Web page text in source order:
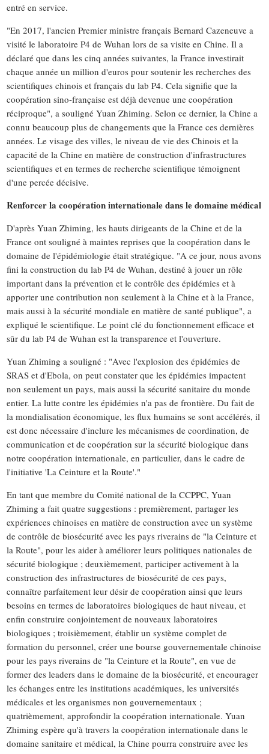
entré en service.
"En 2017, l'ancien Premier ministre français Bernard Cazeneuve a
visité le laboratoire P4 de Wuhan lors de sa visite en Chine. Il a
déclaré que dans les cinq années suivantes, la France investirait
chaque année un million d'euros pour soutenir les recherches des
scientifiques chinois et français du lab P4. Cela signifie que la
coopération sino-française est déjà devenue une coopération
réciproque", a souligné Yuan Zhiming. Selon ce dernier, la Chine a
connu beaucoup plus de changements que la France ces dernières
années. Le visage des villes, le niveau de vie des Chinois et la
capacité de la Chine en matière de construction d'infrastructures
scientifiques et en termes de recherche scientifique témoignent
d'une percée décisive.
Renforcer la coopération internationale dans le domaine médical
D'après Yuan Zhiming, les hauts dirigeants de la Chine et de la
France ont souligné à maintes reprises que la coopération dans le
domaine de l'épidémiologie était stratégique. "A ce jour, nous avons
fini la construction du lab P4 de Wuhan, destiné à jouer un rôle
important dans la prévention et le contrôle des épidémies et à
apporter une contribution non seulement à la Chine et à la France,
mais aussi à la sécurité mondiale en matière de santé publique", a
expliqué le scientifique. Le point clé du fonctionnement efficace et
sûr du lab P4 de Wuhan est la transparence et l'ouverture.
Yuan Zhiming a souligné : "Avec l'explosion des épidémies de
SRAS et d'Ebola, on peut constater que les épidémies impactent
non seulement un pays, mais aussi la sécurité sanitaire du monde
entier. La lutte contre les épidémies n'a pas de frontière. Du fait de
la mondialisation économique, les flux humains se sont accélérés, il
est donc nécessaire d'inclure les mécanismes de coordination, de
communication et de coopération sur la sécurité biologique dans
notre coopération internationale, en particulier, dans le cadre de
l'initiative 'La Ceinture et la Route'."
En tant que membre du Comité national de la CCPPC, Yuan
Zhiming a fait quatre suggestions : premièrement, partager les
expériences chinoises en matière de construction avec un système
de contrôle de biosécurité avec les pays riverains de "la Ceinture et
la Route", pour les aider à améliorer leurs politiques nationales de
sécurité biologique ; deuxièmement, participer activement à la
construction des infrastructures de biosécurité de ces pays,
connaître parfaitement leur désir de coopération ainsi que leurs
besoins en termes de laboratoires biologiques de haut niveau, et
enfin construire conjointement de nouveaux laboratoires
biologiques ; troisièmement, établir un système complet de
formation du personnel, créer une bourse gouvernementale chinoise
pour les pays riverains de "la Ceinture et la Route", en vue de
former des leaders dans le domaine de la biosécurité, et encourager
les échanges entre les institutions académiques, les universités
médicales et les organismes non gouvernementaux ;
quatrièmement, approfondir la coopération internationale. Yuan
Zhiming espère qu'à travers la coopération internationale dans le
domaine sanitaire et médical, la Chine pourra construire avec les